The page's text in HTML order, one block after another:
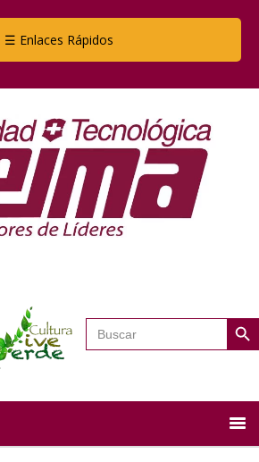
☰ Enlaces Rápidos
Buscar: Botón